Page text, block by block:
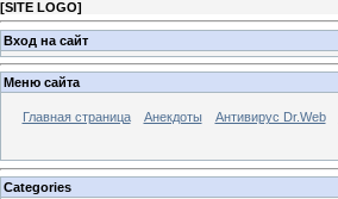
[SITE LOGO]
Вход на сайт
Меню сайта
Главная страница Анекдоты Антивирус Dr.Web
Categories